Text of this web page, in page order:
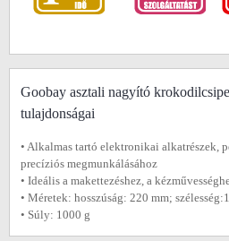
Goobay asztali nagyító
tulajdonságai
• Alkalmas tartó elektronikai alkatrészek,
precíziós megmunkálásához
• Ideális a makettezéshez, a
• Méretek: hosszúság: 220 mm;
• Súly: 1000 g